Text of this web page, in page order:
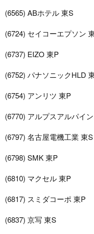
(6565) ABホテル 東S
(6724) セイコーエプソン
(6737) EIZO 東P
(6752) パナソニックHLD
(6754) アンリツ 東P
(6770) アルプスアルパイ
(6797) 名古屋電機工業 東S
(6798) SMK 東P
(6810) マクセル 東P
(6817) スミダコーポ 東P
(6837) 京写 東S